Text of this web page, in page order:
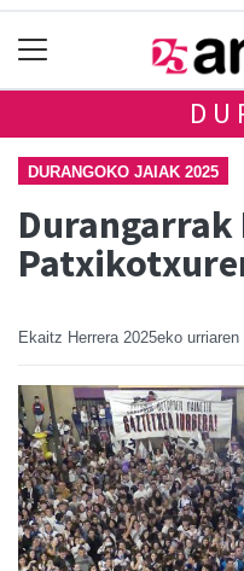
DURANGOKO JAIAK 2025
Ekaitz Herrera 2025eko urriaren